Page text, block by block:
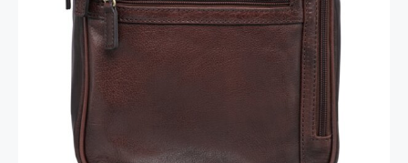
Grand sac unisex Arizona